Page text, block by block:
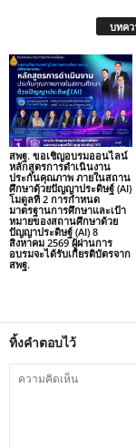
บทคว
สพฐ. ขอเชิญอบรมออนไลน์
หลักสูตรการดำเนินงาน
ประกันคุณภาพ ภายในสถาน
ศึกษาด้วยปัญญาประดิษฐ์ (AI)
โมดูลที่ 2 การกำหนด
มาตรฐานการศึกษาและเป้า
หมายของสถานศึกษาด้วย
ปัญญาประดิษฐ์ (AI) 8
สิงหาคม 2569 ผู้ผ่านการ
อบรมจะได้รับเกียรติบัตรจาก
สพฐ.
ทิ้งคำตอบไว้